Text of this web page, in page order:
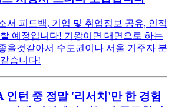
서 피드백, 기업 및 취업정보 공유, 인적
예정입니다! 기왕이면 대면으로 하는
을것같아서 수도권이나 서울 거주자 분
습니다!
인턴 중 정말 '리서치'만 한 경험